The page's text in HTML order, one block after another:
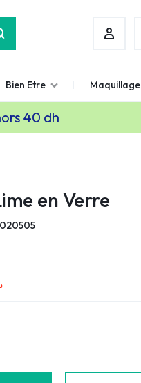
Bien Etre Maquillage
40 dh
en Verre